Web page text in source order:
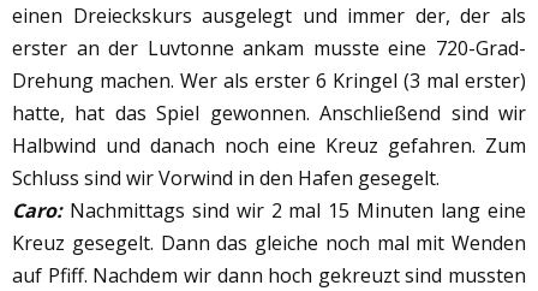
einen Dreieckskurs ausgelegt und immer der, der als
erster an der Luvtonne ankam musste eine 720-Grad-
Drehung machen. Wer als erster 6 Kringel (3 mal erster)
hatte, hat das Spiel gewonnen. Anschließend sind wir
Halbwind und danach noch eine Kreuz gefahren. Zum
Schluss sind wir Vorwind in den Hafen gesegelt.
Caro:Nachmittags sind wir 2 mal 15 Minuten lang eine
Kreuz gesegelt. Dann das gleiche noch mal mit Wenden
auf Pfiff. Nachdem wir dann hoch gekreuzt sind mussten